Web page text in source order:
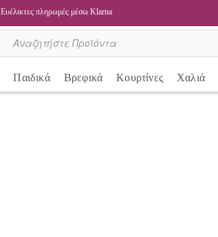
Ευέλικτες πληρωμές μέσω Klarna
Παιδικά Βρεφικά Κουρτίνες Χαλιά